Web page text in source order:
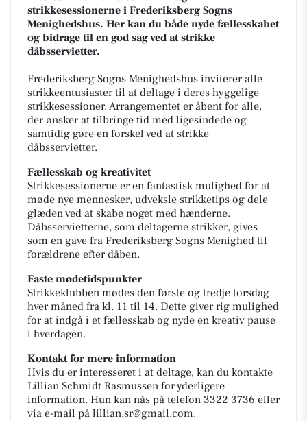
strikkesessionerne i Frederiksberg Sogns
Menighedshus. Her kan du både nyde fællesskabet
og bidrage til en god sag ved at strikke
dåbsservietter.
Frederiksberg Sogns Menighedshus inviterer alle
strikkeentusiaster til at deltage i deres hyggelige
strikkesessioner. Arrangementet er åbent for alle,
der ønsker at tilbringe tid med ligesindede og
samtidig gøre en forskel ved at strikke
dåbsservietter.
Fællesskab og kreativitet
Strikkesessionerne er en fantastisk mulighed for at
møde nye mennesker, udveksle strikketips og dele
glæden ved at skabe noget med hænderne.
Dåbsservietterne, som deltagerne strikker, gives
som en gave fra Frederiksberg Sogns Menighed til
forældrene efter dåben.
Faste mødetidspunkter
Strikkeklubben mødes den første og tredje torsdag
hver måned fra kl. 11 til 14. Dette giver rig mulighed
for at indgå i et fællesskab og nyde en kreativ pause
i hverdagen.
Kontakt for mere information
Hvis du er interesseret i at deltage, kan du kontakte
Lillian Schmidt Rasmussen for yderligere
information. Hun kan nås på telefon 3322 3736 eller
via e-mail på lillian.sr@gmail.com.